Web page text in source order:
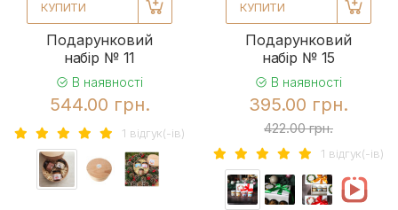
КУПИТИ
Подарунковий
набір № 11
В наявності
544.00 грн.
1 вiдгук(-iв)
КУПИТИ
Подарунковий
набір № 15
В наявності
395.00 грн.
422.00 грн.
1 вiдгук(-iв)